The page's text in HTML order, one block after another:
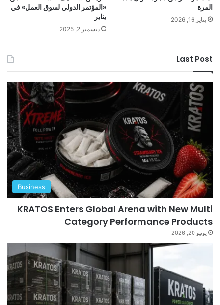
المرة
يناير 16, 2026
«المؤتمر الدولي لسوق العمل» في
يناير
ديسمبر 2, 2025
Last Post
Business
KRATOS Enters Global Arena with New Multi
Category Performance Products
يونيو 20, 2026